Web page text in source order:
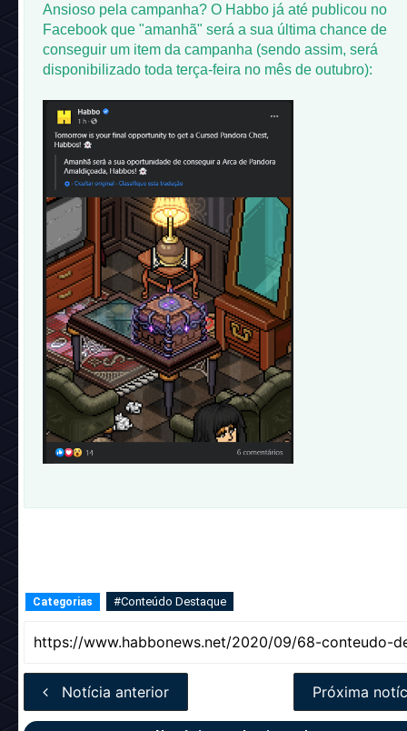
Ansioso pela campanha? O Habbo já até publicou no
Facebook que "amanhã" será a sua última chance de
conseguir um item da campanha (sendo assim, será
disponibilizado toda terça-feira no mês de outubro):
Categorias #Conteúdo Destaque
Notícia anterior Próxima